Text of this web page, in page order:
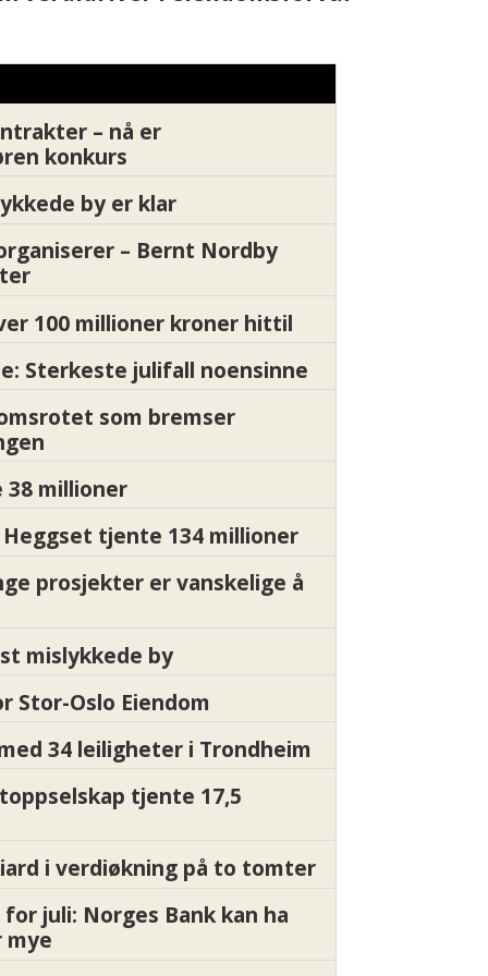
– nå er
konkurs
by er klar
– Bernt Nordby
100 millioner kroner hittil
Sterkeste julifall noensinne
som bremser
millioner
Heggset tjente 134 millioner
prosjekter er vanskelige å
mislykkede by
Stor-Oslo Eiendom
34 leiligheter i Trondheim
tjente 17,5
i verdiøkning på to tomter
juli: Norges Bank kan ha